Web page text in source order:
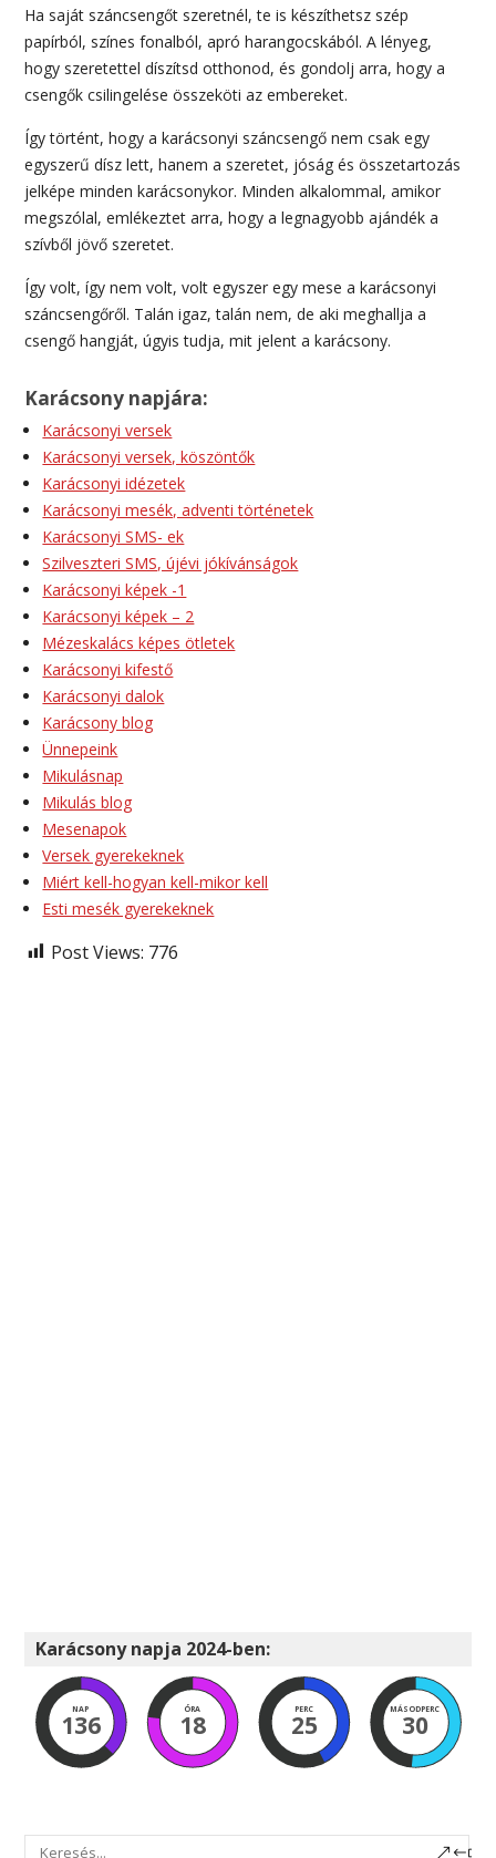
Ha saját száncsengőt szeretnél, te is készíthetsz szép
papírból, színes fonalból, apró harangocskából. A lényeg,
hogy szeretettel díszítsd otthonod, és gondolj arra, hogy a
csengők csilingelése összeköti az embereket.
Így történt, hogy a karácsonyi száncsengő nem csak egy
egyszerű dísz lett, hanem a szeretet, jóság és összetartozás
jelképe minden karácsonykor. Minden alkalommal, amikor
megszólal, emlékeztet arra, hogy a legnagyobb ajándék a
szívből jövő szeretet.
Így volt, így nem volt, volt egyszer egy mese a karácsonyi
száncsengőről. Talán igaz, talán nem, de aki meghallja a
csengő hangját, úgyis tudja, mit jelent a karácsony.
Karácsony napjára:
Karácsonyi versek
Karácsonyi versek, köszöntők
Karácsonyi idézetek
Karácsonyi mesék, adventi történetek
Karácsonyi SMS- ek
Szilveszteri SMS, újévi jókívánságok
Karácsonyi képek -1
Karácsonyi képek – 2
Mézeskalács képes ötletek
Karácsonyi kifestő
Karácsonyi dalok
Karácsony blog
Ünnepeink
Mikulásnap
Mikulás blog
Mesenapok
Versek gyerekeknek
Miért kell-hogyan kell-mikor kell
Esti mesék gyerekeknek
Post Views: 776
Karácsony napja 2024-ben:
NAP
136
ÓRA
18
PERC
25
MÁSODPERC
30